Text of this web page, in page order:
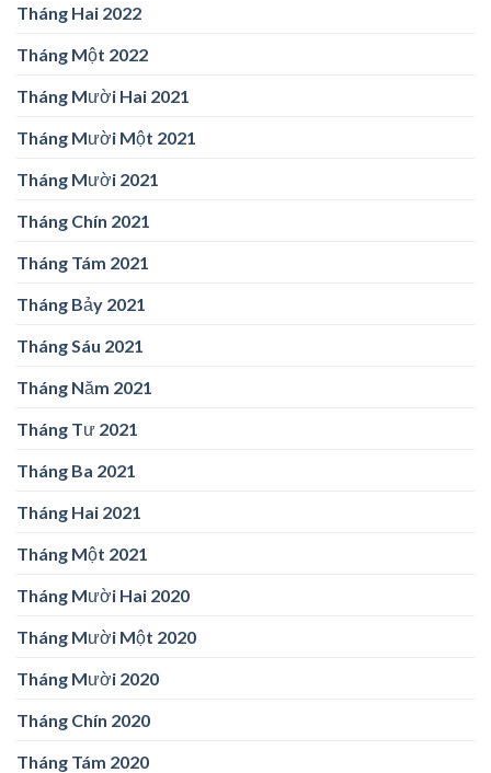
Tháng Hai 2022
Tháng Một 2022
Tháng Mười Hai 2021
Tháng Mười Một 2021
Tháng Mười 2021
Tháng Chín 2021
Tháng Tám 2021
Tháng Bảy 2021
Tháng Sáu 2021
Tháng Năm 2021
Tháng Tư 2021
Tháng Ba 2021
Tháng Hai 2021
Tháng Một 2021
Tháng Mười Hai 2020
Tháng Mười Một 2020
Tháng Mười 2020
Tháng Chín 2020
Tháng Tám 2020